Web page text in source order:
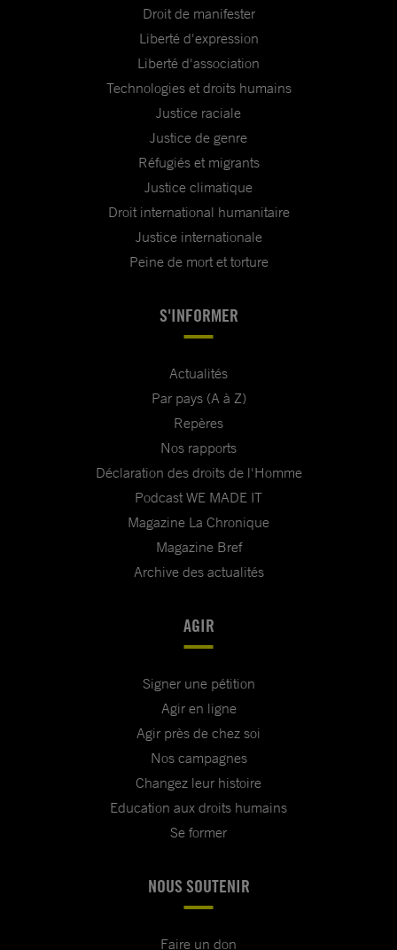
Droit de manifester
Liberté d'expression
Liberté d'association
Technologies et droits humains
Justice raciale
Justice de genre
Réfugiés et migrants
Justice climatique
Droit international humanitaire
Justice internationale
Peine de mort et torture
S'INFORMER
Actualités
Par pays (A à Z)
Repères
Nos rapports
Déclaration des droits de l'Homme
Podcast WE MADE IT
Magazine La Chronique
Magazine Bref
Archive des actualités
AGIR
Signer une pétition
Agir en ligne
Agir près de chez soi
Nos campagnes
Changez leur histoire
Education aux droits humains
Se former
NOUS SOUTENIR
Faire un don